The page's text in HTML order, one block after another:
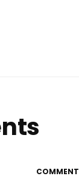
COMMENT